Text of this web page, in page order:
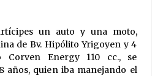
un auto y una moto,
de Bv. Hipólito Yrigoyen y 4
Energy 110 cc., se
años, quien iba manejando el